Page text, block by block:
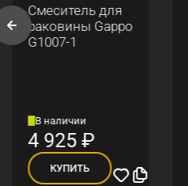
Смеситель для
раковины Gappo
G1007-1
В наличии
4 925₽
КУПИТЬ